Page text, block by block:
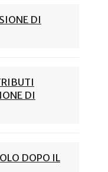
DI
DI
DOPO IL